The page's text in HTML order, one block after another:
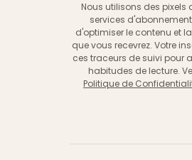
Nous utilisons des pixels
services
d'optimiser le contenu et
que vous recevrez. Votre
ces traceurs de suivi pour
habitudes de lecture.
Politique de